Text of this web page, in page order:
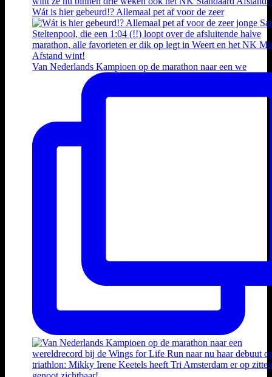
Wát is hier gebeurd!? Allemaal pet af voor de zeer
Van Nederlands Kampioen op de marathon naar een we